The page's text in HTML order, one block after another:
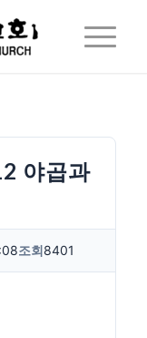
야곱과
조회8401